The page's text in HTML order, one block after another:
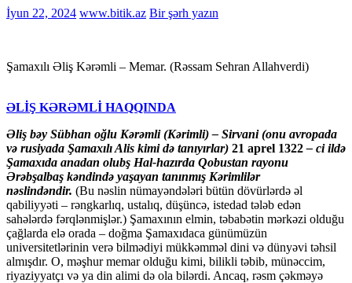
İyun 22, 2024 www.bitik.az Bir şərh yazın
Şamaxılı Əliş Kərəmli – Memar. (Rəssam Sehran Allahverdi)
ƏLİŞ KƏRƏMLİ HAQQINDA
Əliş bəy Sübhan oğlu Kərəmli (Kərimli) – Sirvani (onu avropada
və rusiyada Şamaxılı Alis kimi də tanıyırlar) 21 aprel 1322– ci ildə
Şamaxıda anadan olubş Hal-hazırda Qobustan rayonu
Ərəbşalbaş kəndində yaşayan tanınmış Kərimlilər
nəslindəndir. (Bu nəslin nümayəndələri bütün dövürlərdə əl
qabiliyyəti – rəngkarlıq, ustalıq, düşüncə, istedad tələb edən
sahələrdə fərqlənmişlər.) Şamaxının elmin, təbabətin mərkəzi olduğu
çağlarda elə orada – doğma Şamaxıdaca günümüzün
universitetlərinin verə bilmədiyi mükkəmməl dini və dünyəvi təhsil
almışdır. O, məşhur memar olduğu kimi, bilikli təbib, münəccim,
riyaziyyatçı və ya din alimi də ola bilərdi. Ancaq, rəsm çəkməyə